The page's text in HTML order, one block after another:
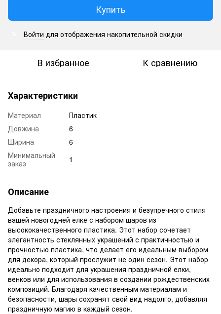
Купить
Войти для отображения накопительной скидки
В избранное К сравнению
Характеристики
Материал
Пластик
Довжина
6
Ширина
6
Минимальный
заказ
1
Описание
Добавьте праздничного настроения и безупречного стиля
вашей новогодней елке с набором шаров из
высококачественного пластика. Этот набор сочетает
элегантность стеклянных украшений с практичностью и
прочностью пластика, что делает его идеальным выбором
для декора, который прослужит не один сезон. Этот набор
идеально подходит для украшения праздничной елки,
венков или для использования в создании рождественских
композиций. Благодаря качественным материалам и
безопасности, шары сохранят свой вид надолго, добавляя
праздничную магию в каждый сезон.